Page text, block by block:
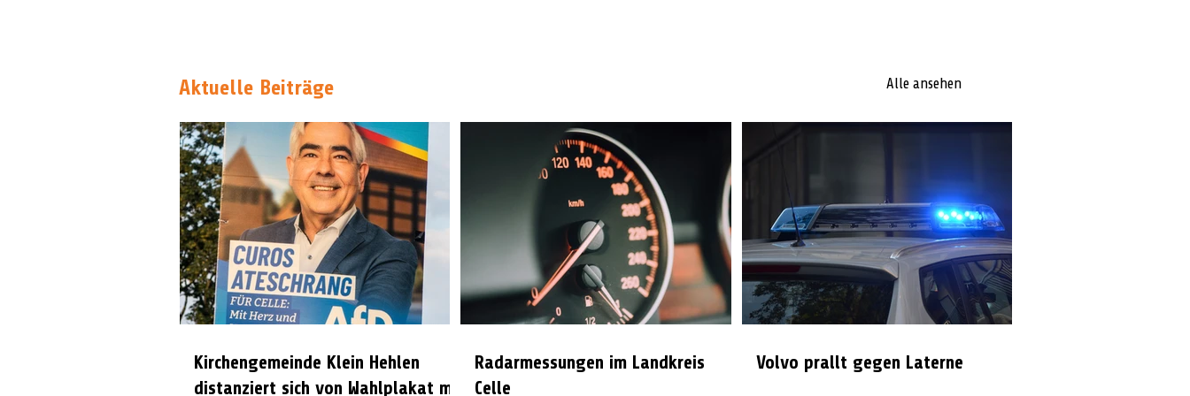
Aktuelle Beiträge Alle ansehen
Kirchengemeinde Klein Hehlen
distanziert sich von Wahlplakat mit
Radarmessungen im Landkreis
Celle
Volvo prallt gegen Laterne